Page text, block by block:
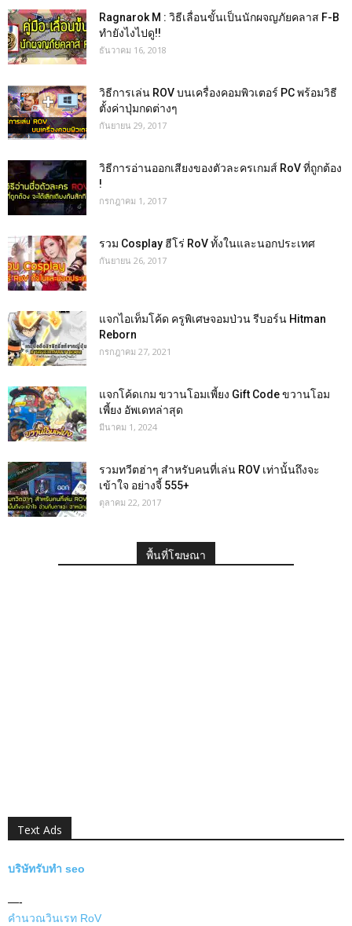
Ragnarok M : วิธีเลื่อนขั้นเป็นนักผจญภัยคลาส F-B
ทำยังไงไปดู!!
ธันวาคม 16, 2018
วิธีการเล่น ROV บนเครื่องคอมพิวเตอร์ PC พร้อมวิธี
ตั้งค่าปุ่มกดต่างๆ
กันยายน 29, 2017
วิธีการอ่านออกเสียงของตัวละครเกมส์ RoV ที่ถูกต้อง
!
กรกฎาคม 1, 2017
รวม Cosplay ฮีโร่ RoV ทั้งในและนอกประเทศ
กันยายน 26, 2017
แจกไอเท็มโค้ด ครูพิเศษจอมป่วน รีบอร์น Hitman
Reborn
กรกฎาคม 27, 2021
แจกโค้ดเกม ขวานโอมเพี้ยง Gift Code ขวานโอม
เพี้ยง อัพเดทล่าสุด
มีนาคม 1, 2024
รวมทวีตฮ่าๆ สำหรับคนที่เล่น ROV เท่านั้นถึงจะ
เข้าใจ อย่างจี้ 555+
ตุลาคม 22, 2017
พื้นที่โฆษณา
Text Ads
บริษัทรับทำ seo
—-
คำนวณวินเรท RoV